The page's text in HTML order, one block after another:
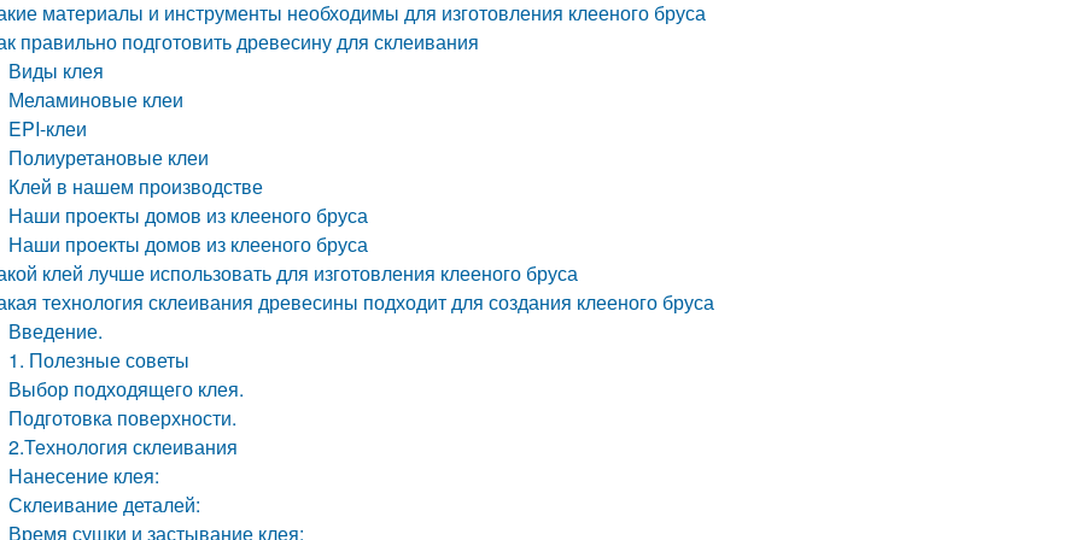
материалы и инструменты необходимы для изготовления клееного бруса
правильно подготовить древесину для склеивания
Виды клея
Меламиновые клеи
EPI-клеи
Полиуретановые клеи
Клей в нашем производстве
Наши проекты домов из клееного бруса
Наши проекты домов из клееного бруса
клей лучше использовать для изготовления клееного бруса
технология склеивания древесины подходит для создания клееного бруса
Введение.
1. Полезные советы
Выбор подходящего клея.
Подготовка поверхности.
2.Технология склеивания
Нанесение клея:
Склеивание деталей:
Время сушки и застывание клея: